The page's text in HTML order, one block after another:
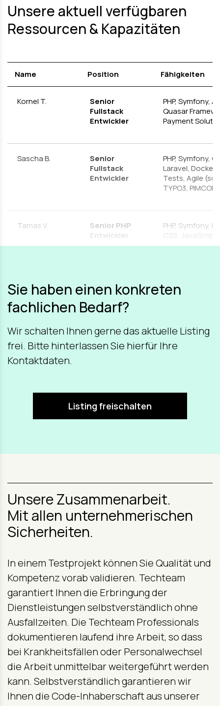
Unsere aktuell verfügbaren
Ressourcen & Kapazitäten
Name Position Fähigkeiten
Kornel T.
Senior
Fullstack
Entwickler
PHP, Symfony,
Quasar
Payment
Sascha B.
Senior
Fullstack
Entwickler
PHP, Symfony,
Laravel,
Tests, Agile
TYPO3, PIMCORE
Tamas V.
Senior PHP
Entwickler
PHP, Symfony,
CSS,
Sie haben einen konkreten
fachlichen Bedarf?
Wir schalten Ihnen gerne das aktuelle Listing
frei. Bitte hinterlassen Sie hierfür Ihre
Kontaktdaten.
Listing freischalten
Unsere Zusammenarbeit.
Mit allen unternehmerischen
Sicherheiten.
In einem Testprojekt können Sie Qualität und
Kompetenz vorab validieren. Techteam
garantiert Ihnen die Erbringung der
Dienstleistungen selbstverständlich ohne
Ausfallzeiten. Die Techteam Professionals
dokumentieren laufend ihre Arbeit, so dass
bei Krankheitsfällen oder Personalwechsel
die Arbeit unmittelbar weitergeführt werden
kann. Selbstverständlich garantieren wir
Ihnen die Code-Inhaberschaft aus unserer